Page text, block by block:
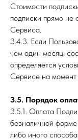
Стоимости
подписки прямо не
Сервиса.
3.4.3. Если
чем один месяц,
определяется
Сервисе на
3.5. Порядок
3.5.1. Оплата
безналичной
либо иного